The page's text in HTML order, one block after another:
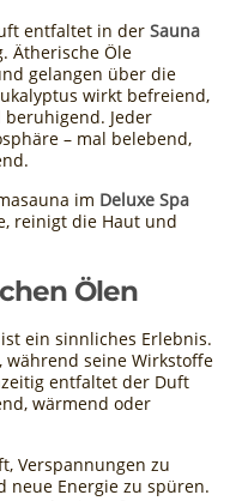
entfaltet in der Sauna
Ätherische Öle
gelangen über die
wirkt befreiend,
Jeder
– mal belebend,
im Deluxe Spa
reinigt die Haut und
Ölen
ein sinnliches Erlebnis.
während seine Wirkstoffe
entfaltet der Duft
wärmend oder
Verspannungen zu
neue Energie zu spüren.